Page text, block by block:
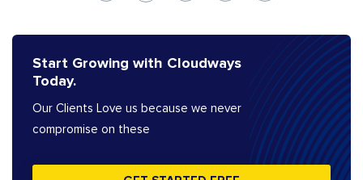
Start Growing with Cloudways
Today.
Our Clients Love us because we never
compromise on these